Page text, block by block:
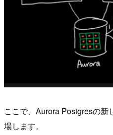
ここで、Aurora Postgresの
場します。